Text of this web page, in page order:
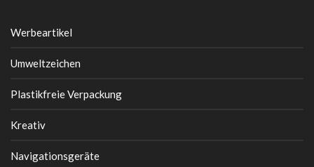
Werbeartikel
Umweltzeichen
Plastikfreie Verpackung
Kreativ
Navigationsgeräte